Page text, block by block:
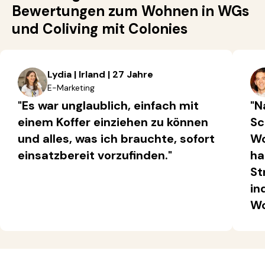
Bewertungen zum Wohnen in WGs
und Coliving mit Colonies
Lydia | Irland | 27 Jahre
E-Marketing
"Es war unglaublich, einfach mit
einem Koffer einziehen zu können
und alles, was ich brauchte, sofort
einsatzbereit vorzufinden."